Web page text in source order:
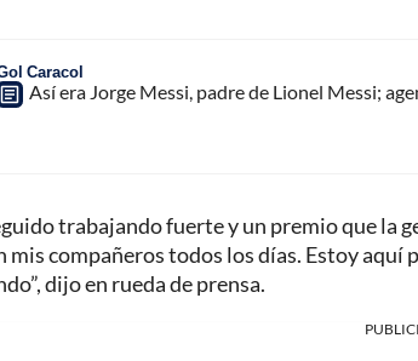
Caracol
Así era Jorge Messi, padre de Lionel Messi;
trabajando fuerte y un premio que la
mis compañeros todos los días. Estoy
dijo en rueda de prensa.